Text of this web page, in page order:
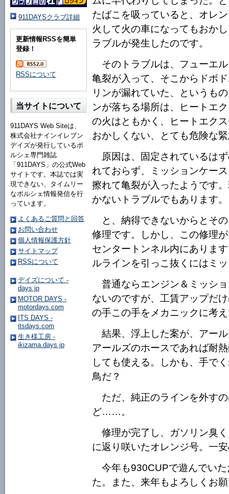
たばこを吸っていると、オレ
火して火の車になってもおか
ラブルが発生したのです。
そのトラブルは、フューエ
亀裂が入って、そこからドボ
リンが漏れていた、というも
ンが落ちる場所は、ヒートエ
の火はともかく、ヒートエク
おかしくない、とても危険な
原因は、固定されているは
れておらず、ミッションケー
擦れて亀裂が入ったようです
かないトラブルでもあります。
と、納得できないからとそ
修理です。しかし、この修理
センタートンネル内にありま
ルラインを引っこ抜くにはミ
普通ならエンジン＆ミッシ
ないのですが、工賃アップだ
の手この手をメカニックに考
結果、浮上した案が、アー
アールズのホースであれば耐
しても使える。しかも、手で
鳥だ？
ただ、純正のラインを外す
ど……。
修理が完了し、ガソリン臭
に返り咲いたオレンジ号。一
今年も930CUPで遊んでいた
た。また、来年もよろしくお
911DAYSクラブ詳細
更新情報RSSを簡単
登録！
RSSについて
当サイトについて
911DAYS Web Siteは、
株式会社ナインイレブン
デイズが発行しているポ
ルシェ専門雑誌
「911DAYS」の公式Web
サイトです。本誌では実
現できない、タイムリー
なポルシェ情報発信を行
っています。
よくあるご質問と回答
お問い合わせ
個人情報保護方針
サイトマップ
RSSについて
デイズについて -
days.jp
MOTOR DAYS -
motordays.com
ITS DAYS -
itsdays.com
生き様工房 -
ikizama.days.jp